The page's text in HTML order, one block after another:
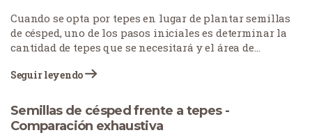
Cuando se opta por tepes en lugar de plantar semillas
de césped, uno de los pasos iniciales es determinar la
cantidad de tepes que se necesitará y el área de
Seguir leyendo
Semillas de césped frente a tepes -
Comparación exhaustiva